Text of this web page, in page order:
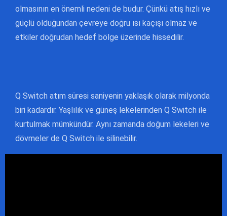
olmasının en önemli nedeni de budur. Çünkü atış hızlı ve
güçlü olduğundan çevreye doğru ısı kaçışı olmaz ve
etkiler doğrudan hedef bölge üzerinde hissedilir.
Q Switch atım süresi saniyenin yaklaşık olarak milyonda
biri kadardır. Yaşlılık ve güneş lekelerinden Q Switch ile
kurtulmak mümkündür. Aynı zamanda doğum lekeleri ve
dövmeler de Q Switch ile silinebilir.